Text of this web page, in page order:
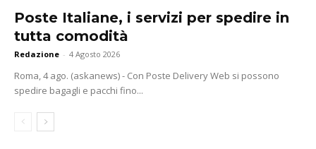
Poste Italiane, i servizi per spedire in
tutta comodità
Redazione - 4 Agosto 2026
Roma, 4 ago. (askanews) - Con Poste Delivery Web si possono
spedire bagagli e pacchi fino...